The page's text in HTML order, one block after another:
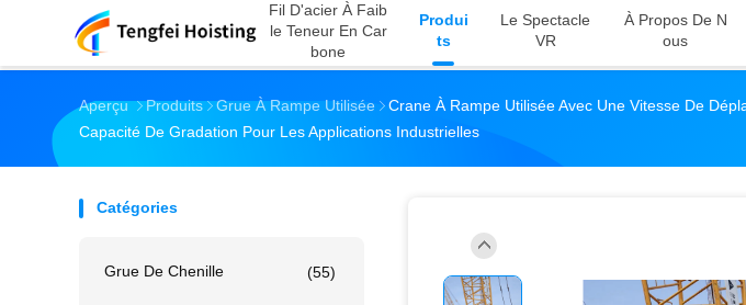
Fil D'acier À Faib
Le Teneur En Car
Bone
Produi
Ts
Le Spectacle
VR
À Propos De N
Ous
Aperçu Produits Grue À Rampe Utilisée
Crane À Rampe Utilisée Avec Une Vitesse De
Capacité De Gradation Pour Les Applications Industrielles
Catégories
Grue De Chenille (55)